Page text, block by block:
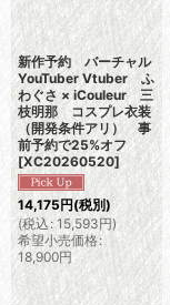
新作予約 バーチャル
YouTuber Vtuber ふ
わぐさ × iCouleur 三
枝明那 コスプレ衣装
（開発条件アリ） 事
前予約で25%オフ
[XC20260520]
14,175円(税別)
(税込: 15,593円)
希望小売価格:
18,900円